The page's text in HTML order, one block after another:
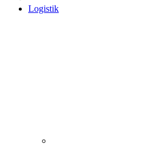
Logistik